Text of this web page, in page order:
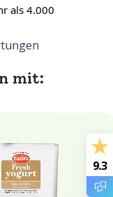
als 4.000
mit:
9.3